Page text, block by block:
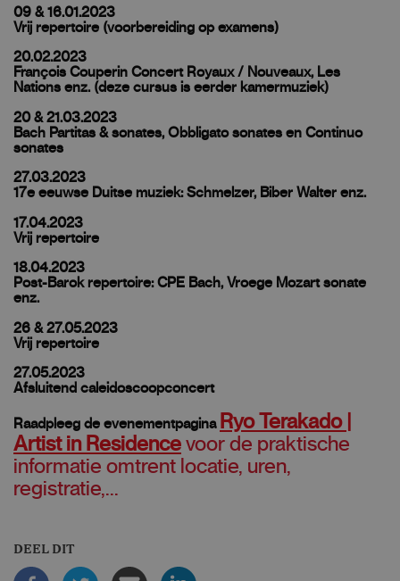
09 & 16.01.2023
Vrij repertoire (voorbereiding op examens)
20.02.2023
François Couperin Concert Royaux / Nouveaux, Les
Nations enz. (deze cursus is eerder kamermuziek)
20 & 21.03.2023
Bach Partitas & sonates, Obbligato sonates en Continuo
sonates
27.03.2023
17e eeuwse Duitse muziek: Schmelzer, Biber Walter enz.
17.04.2023
Vrij repertoire
18.04.2023
Post-Barok repertoire: CPE Bach, Vroege Mozart sonate
enz.
26 & 27.05.2023
Vrij repertoire
27.05.2023
Afsluitend caleidoscoopconcert
Raadpleeg de evenementpagina Ryo Terakado |
Artist in Residence voor de praktische
informatie omtrent locatie, uren,
registratie,...
DEEL DIT